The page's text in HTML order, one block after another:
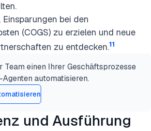
bei den
(COGS) zu erzielen und neue
zu entdecken.11
Team einen Ihrer Geschäftsprozesse
automatisieren.
und Ausführung